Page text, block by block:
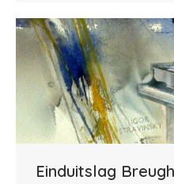
Einduitslag